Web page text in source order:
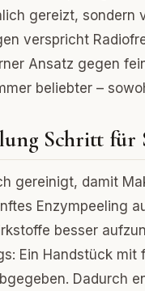
gereizt, sondern
verspricht
Ansatz gegen
beliebter –
Schritt für
gereinigt, damit
Enzympeeling
besser
Ein Handstück
Dadurch